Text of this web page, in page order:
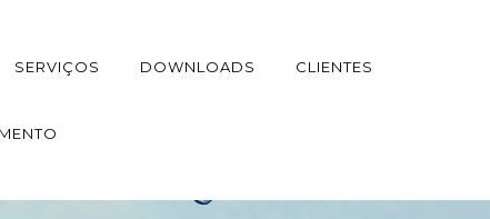
SERVIÇOS DOWNLOADS CLIENTES